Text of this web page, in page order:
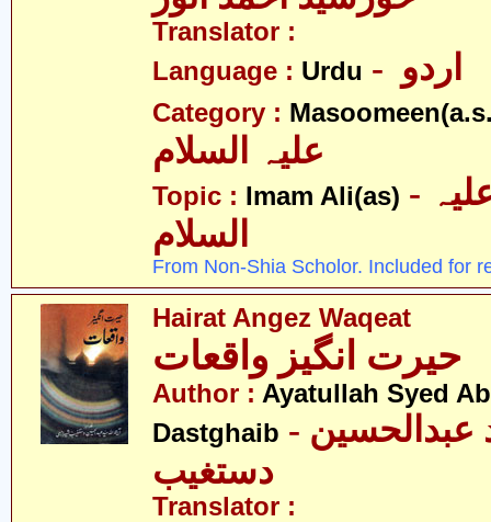
Translator :
Language : Urdu
Category :
Topic : Imam Ali(as) - امام علی علیہ
السلام
From Non-Shia Scholor. Included for
Hairat Angez Waqeat
Author : Ayatullah Syed
Dastghaib - آیت اللہ سیّد عبدالحسین
دستغیب
Translator :